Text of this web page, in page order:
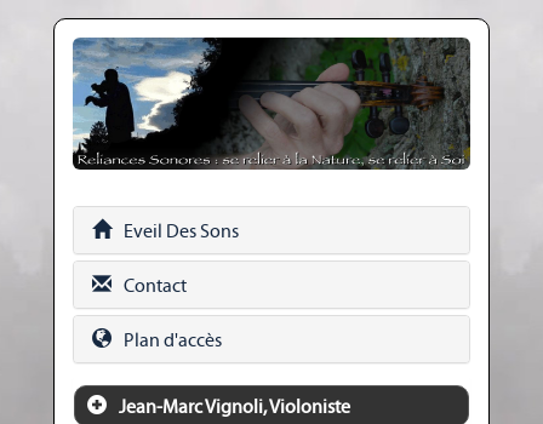
Eveil Des Sons
Contact
Plan d'accès
Jean-Marc Vignoli, Violoniste